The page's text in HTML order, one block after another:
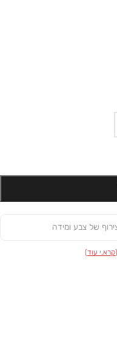
של צבע ומידה
קרא.י עוד)